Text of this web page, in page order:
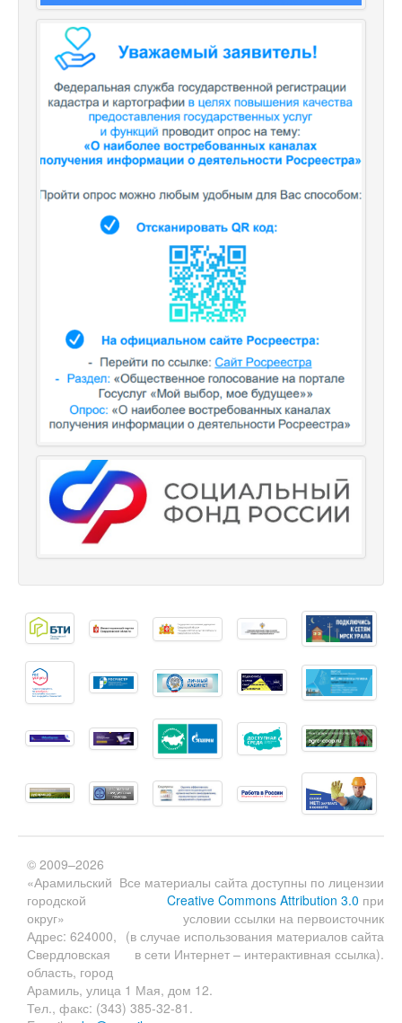
Все материалы сайта доступны по лицензии
Creative Commons Attribution 3.0 при
условии ссылки на первоисточник
(в случае использования материалов сайта
в сети Интернет – интерактивная ссылка).
© 2009–2026
«Арамильский
городской
округ»
Адрес: 624000,
Свердловская
область, город
Арамиль, улица 1 Мая, дом 12.
Тел., факс: (343) 385-32-81.